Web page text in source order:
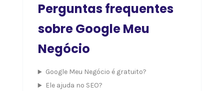
Perguntas frequentes
sobre Google Meu
Negócio
Google Meu Negócio é gratuito?
Ele ajuda no SEO?